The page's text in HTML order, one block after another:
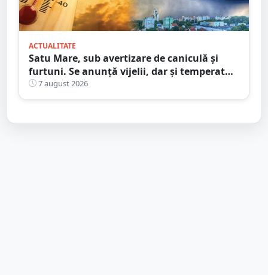
ACTUALITATE
Satu Mare, sub avertizare de caniculă și
furtuni. Se anunță vijelii, dar și temperaturi
ridicate. Avertizarea ANM
7 august 2026